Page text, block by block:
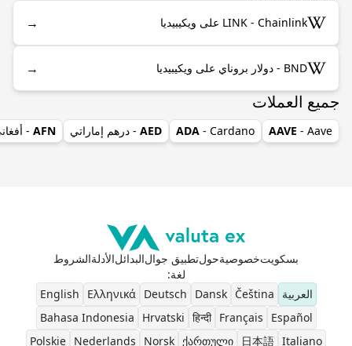
LINK - Chainlink على ويكيبيديا →
BND - دولار بروناي على ويكيبيديا →
جميع العملات
AAVE - Aave
ADA - Cardano
AED - درهم إماراتي AFN
-
بسكويتخصوصيةحولتطبيق جوالالبدائلالأدلةالشروط
لغة:
العربية
Čeština
Dansk
Deutsch
Ελληνικά
English
Español
Français
हिन्दी
Hrvatski
Bahasa Indonesia
Italiano
日本語
ქართული
Norsk
Nederlands
Polskie